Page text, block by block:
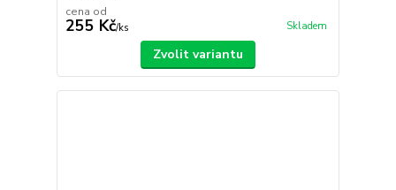
cena od
255 Kč/ks Skladem
Zvolit variantu